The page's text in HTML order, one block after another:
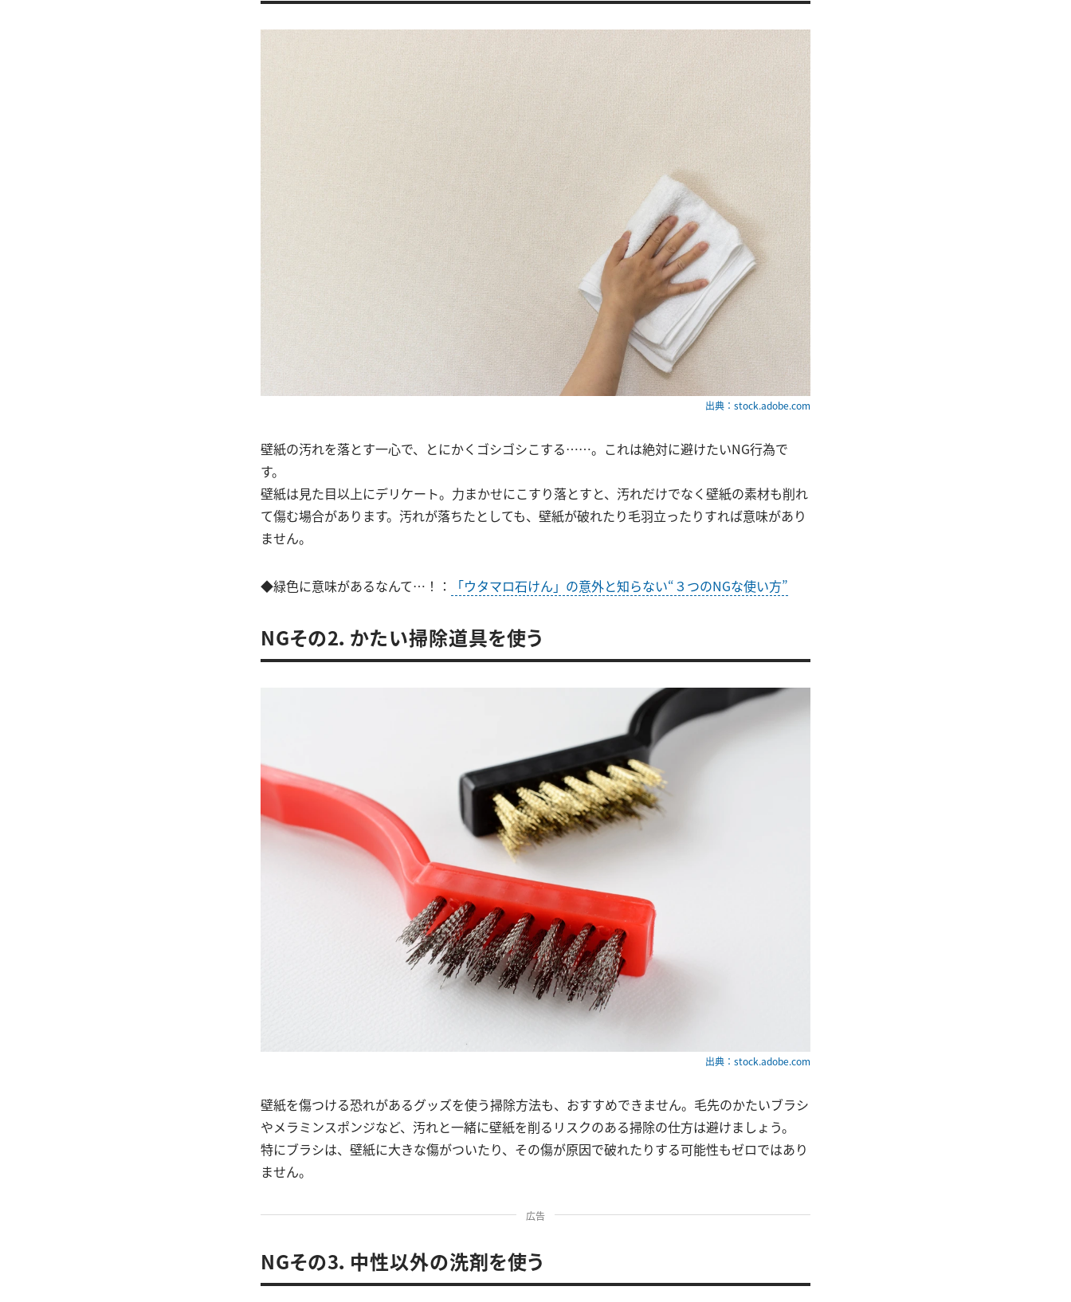
出典：stock.adobe.com
壁紙の汚れを落とす一心で、とにかくゴシゴシこする……。これは絶対に避けたいNG行為で
す。
壁紙は見た目以上にデリケート。力まかせにこすり落とすと、汚れだけでなく壁紙の素材も削れ
て傷む場合があります。汚れが落ちたとしても、壁紙が破れたり毛羽立ったりすれば意味があり
ません。
◆緑色に意味があるなんて…！： 「ウタマロ石けん」の意外と知らない“３つのNGな使い方”
NGその2．かたい掃除道具を使う
出典：stock.adobe.com
壁紙を傷つける恐れがあるグッズを使う掃除方法も、おすすめできません。毛先のかたいブラシ
やメラミンスポンジなど、汚れと一緒に壁紙を削るリスクのある掃除の仕方は避けましょう。
特にブラシは、壁紙に大きな傷がついたり、その傷が原因で破れたりする可能性もゼロではあり
ません。
広告
NGその3．中性以外の洗剤を使う